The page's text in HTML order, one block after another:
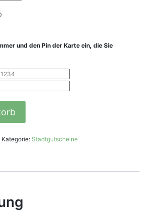
und den Pin der Karte ein, die Sie
Kategorie: Stadtgutscheine